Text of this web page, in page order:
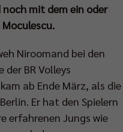
mit dem ein oder
Niroomand bei den
BR Volleys
ab Ende März, als die
Er hat den Spielern
erfahrenen Jungs wie